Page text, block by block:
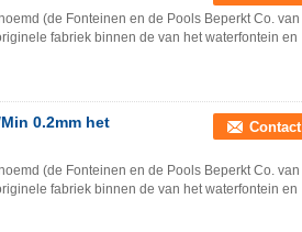
(de Fonteinen en de Pools Beperkt Co. van
fabriek binnen de van het waterfontein en
0.2mm het
Contact
(de Fonteinen en de Pools Beperkt Co. van
fabriek binnen de van het waterfontein en